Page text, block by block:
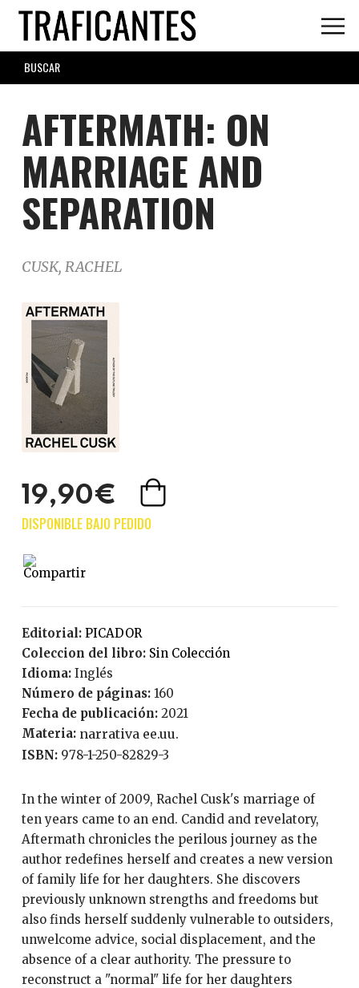
Skip
main
content
SEARCH
FORM
AFTERMATH: ON
MARRIAGE AND
SEPARATION
CUSK, RACHEL
19,90€
Editorial:
PICADOR
Coleccion del libro:
Sin Colección
Idioma: Inglés
Número de páginas: 160
Fecha de publicación:
2021
Materia: narrativa ee.uu.
ISBN: 978-1-250-82829-3
In the winter of 2009, Rachel Cusk's marriage of
ten years came to an end. Candid and revelatory,
Aftermath chronicles the perilous journey as the
author redefines herself and creates a new version
of family life for her daughters. She discovers
previously unknown strengths and freedoms but
also finds herself suddenly vulnerable to outsiders,
unwelcome advice, social displacement, and the
absence of a clear authority. The pressure to
reconstruct a "normal" life for her daughters